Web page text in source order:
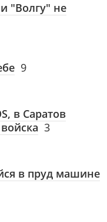
"Волгу" не
9
в Саратов
3
в пруд машине